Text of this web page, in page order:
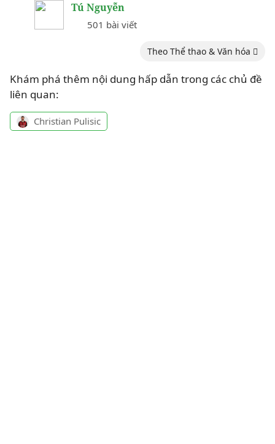
Tú Nguyễn
501 bài viết
Theo Thể thao & Văn hóa
Khám phá thêm nội dung hấp dẫn trong các chủ đề
liên quan:
Christian Pulisic